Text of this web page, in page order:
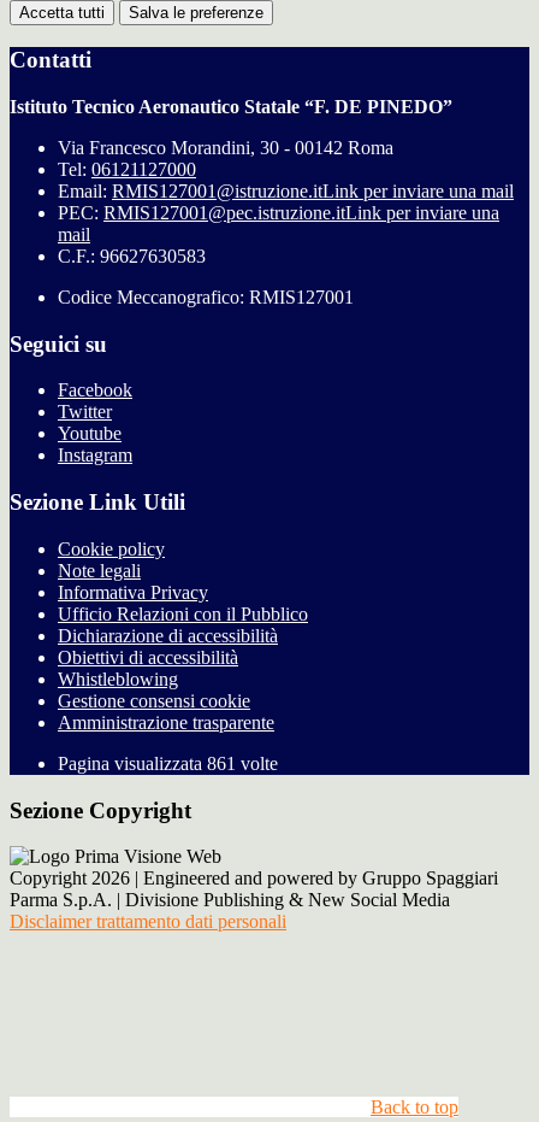
Accetta tutti Salva le preferenze
Contatti
Istituto Tecnico Aeronautico Statale “F. DE PINEDO”
Via Francesco Morandini, 30 - 00142 Roma
Tel: 06121127000
Email: RMIS127001@istruzione.itLink per inviare una mail
PEC: RMIS127001@pec.istruzione.itLink per inviare una
mail
C.F.: 96627630583
Codice Meccanografico: RMIS127001
Seguici su
Facebook
Twitter
Youtube
Instagram
Sezione Link Utili
Cookie policy
Note legali
Informativa Privacy
Ufficio Relazioni con il Pubblico
Dichiarazione di accessibilità
Obiettivi di accessibilità
Whistleblowing
Gestione consensi cookie
Amministrazione trasparente
Pagina visualizzata 861 volte
Sezione Copyright
Copyright 2026 | Engineered and powered by Gruppo Spaggiari
Parma S.p.A. | Divisione Publishing & New Social Media
Disclaimer trattamento dati personali
Back to top